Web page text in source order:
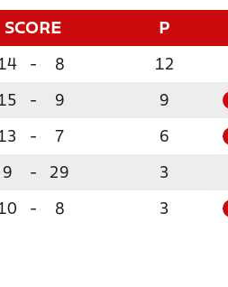
SCORE P
- 8 12
- 9 9
- 7 6
9 - 29 3
- 8 3